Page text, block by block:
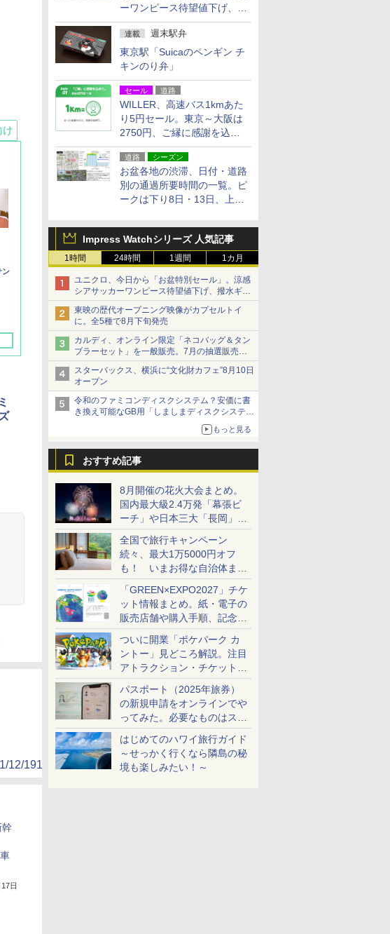
ーワンピース待望値下げ、撥
水ギアショーツは1990円に
連載 週末駅弁
東京駅「Suicaのペンギン チ
キンのり弁」
セール 道路
WILLER、高速バス1kmあた
り5円セール。東京～大阪は
2750円、ご縁に感謝を込め
た20周年記念キャンペーン
道路 シーズン
お盆各地の渋滞、日付・道路
別の通過所要時間の一覧。ピ
ークは下り8日・13日、上り
Impress Watchシリーズ 人気記事
1時間 24時間 1週間 1カ月
ユニクロ、今日から「お盆特別セール」。涼感
シアサッカーワンピース待望値下げ、撥水ギア
ショーツは1990円に
東映の歴代オープニング映像がカプセルトイ
に。全5種で8月下旬発売
カルディ、オンライン限定「ネコバッグ＆タン
ブラーセット」を一般販売。7月の抽選販売の
当選無効分
スターバックス、横浜に“文化財カフェ”8月10日
オープン
令和のファミコンディスクシステム？安価に書
き換え可能なGB用「しましまディスクシステ
もっと見る
おすすめ記事
8月開催の花火大会まとめ。
国内最大級2.4万発「幕張ビ
ーチ」や日本三大「長岡」な
ど大型イベント目白押し！
全国で旅行キャンペーン
続々、最大1万5000円オフ
も！ いまお得な自治体まと
め
「GREEN×EXPO2027」チケ
ット情報まとめ。紙・電子の
販売店舗や購入手順、記念チ
ケットも解説
ついに開業「ポケパーク カ
ントー」見どころ解説。注目
アトラクション・チケット手
配・来場前に必要な準備は？
パスポート（2025年旅券）
の新規申請をオンラインでや
ってみた。必要なものはスマ
ホとマイナカードのみ
はじめてのハワイ旅行ガイド
～せっかく行くなら隣島の秘
境も楽しみたい！～
ン
け
12/191112Newsreleasewkwknet.pdf
幹
日